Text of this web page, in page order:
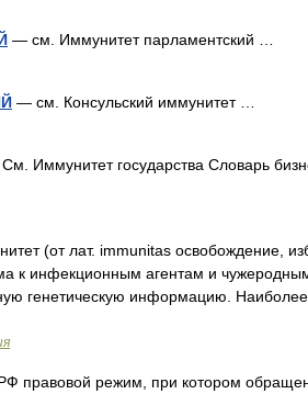
— см. Иммунитет парламентский …
— см. Консульский иммунитет …
Иммунитет государства Словарь
(от лат. immunitas освобождение,
к инфекционным агентам и
генетическую информацию.
правовой режим, при котором